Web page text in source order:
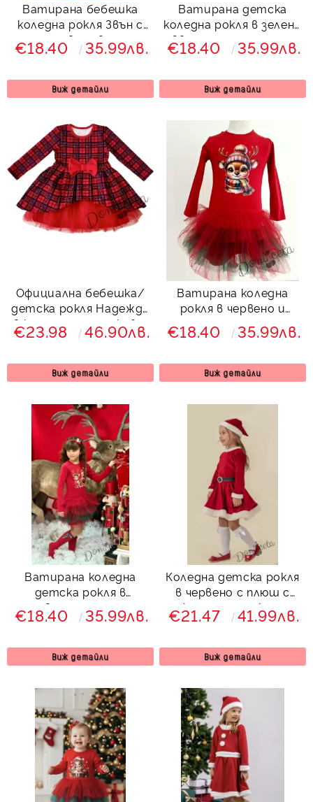
Ватирана бебешка
коледна рокля Звън с
еленче в червено и
тюл
€18.40 35.99лв.
Виж детайли
Ватирана детска
коледна рокля в зелено
Звън с тюл и еленче
€18.40 35.99лв.
Виж детайли
Официална бебешка/
детска рокля Надежда
в каре с дълъг ръкав и
тюл в червено Карена
€23.98 46.90лв.
Виж детайли
Ватирана коледна
рокля в червено и
зелено с тюл с еленче
с шал
€18.40 35.99лв.
Виж детайли
Ватирана коледна
детска рокля в
червено с еленче и
момиченце и тюл в
€18.40 35.99лв.
Виж детайли
Коледна детска рокля
в червено с плюш с
коледна шапка и
коланче Шели
€21.47 41.99лв.
Виж детайли